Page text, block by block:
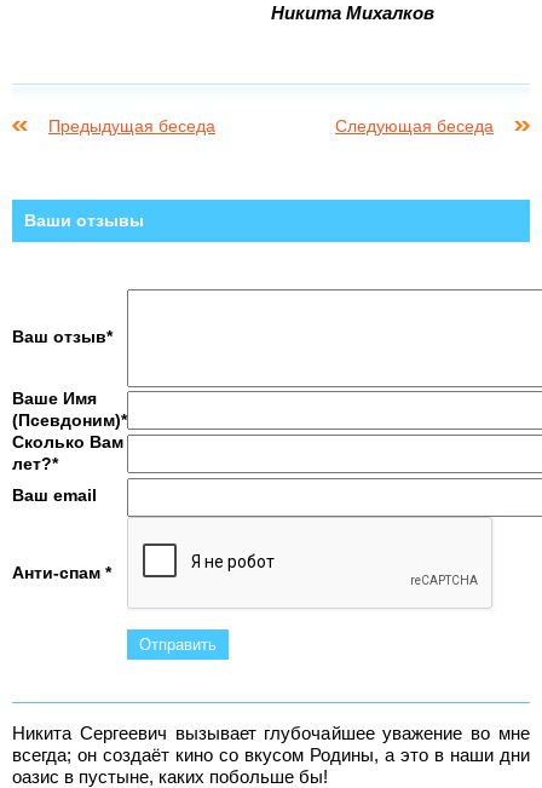
Никита Михалков
Предыдущая беседа Следующая беседа
Ваши отзывы
Ваш отзыв*
Ваше Имя
(Псевдоним)*
Сколько Вам
лет?*
Ваш email
Анти-спам *
Никита Сергеевич вызывает глубочайшее уважение во мне
всегда; он создаёт кино со вкусом Родины, а это в наши дни
оазис в пустыне, каких побольше бы!